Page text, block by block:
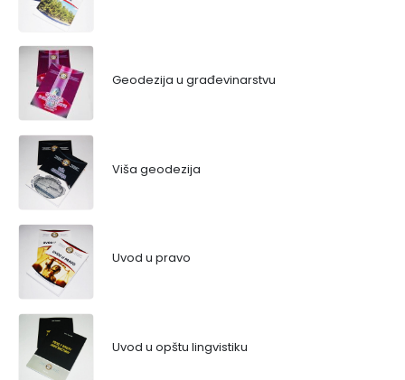
Geodezija u građevinarstvu
Viša geodezija
Uvod u pravo
Uvod u opštu lingvistiku